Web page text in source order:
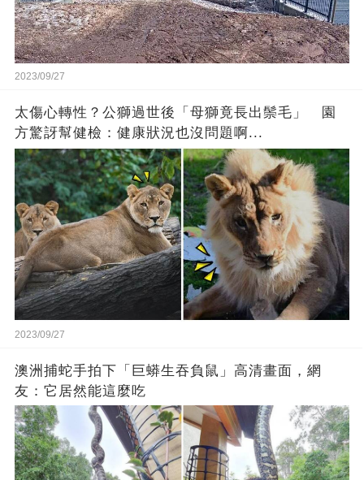
2023/09/27
太傷心轉性？公獅過世後「母獅竟長出鬃毛」 園
方驚訝幫健檢：健康狀況也沒問題啊...
2023/09/27
澳洲捕蛇手拍下「巨蟒生吞負鼠」高清畫面，網
友：它居然能這麼吃